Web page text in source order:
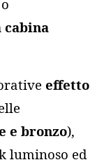
o
effetto
e bronzo),
luminoso ed